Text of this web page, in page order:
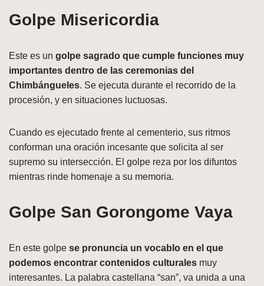
Golpe Misericordia
Este es un golpe sagrado que cumple funciones muy
importantes dentro de las ceremonias del
Chimbángueles. Se ejecuta durante el recorrido de la
procesión, y en situaciones luctuosas.
Cuando es ejecutado frente al cementerio, sus ritmos
conforman una oración incesante que solicita al ser
supremo su intersección. El golpe reza por los difuntos
mientras rinde homenaje a su memoria.
Golpe San Gorongome Vaya
En este golpe se pronuncia un vocablo en el que
podemos encontrar contenidos culturales muy
interesantes. La palabra castellana “san”, va unida a una